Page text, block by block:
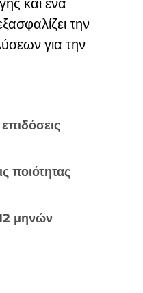
την
για την
ποιότητας
μηνών